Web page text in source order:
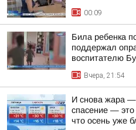
00:09
Била ребенка
поддержал
воспитателю
Вчера, 21:54
И снова жара —
спасение —
что осень уже